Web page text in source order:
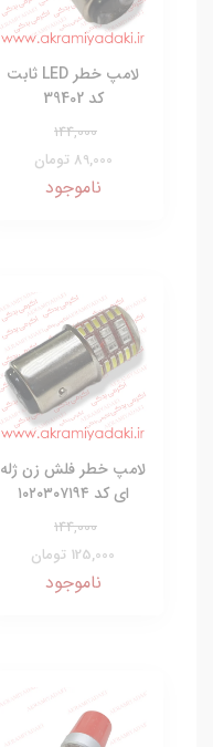
لامپ خطر LED ثابت
کد 39402
144,000
89,000 تومان
ناموجود
لامپ خطر فلش زن ژله
ای کد ۱۰۲۰۳۰۷۱۹۴
144,000
125,000 تومان
ناموجود